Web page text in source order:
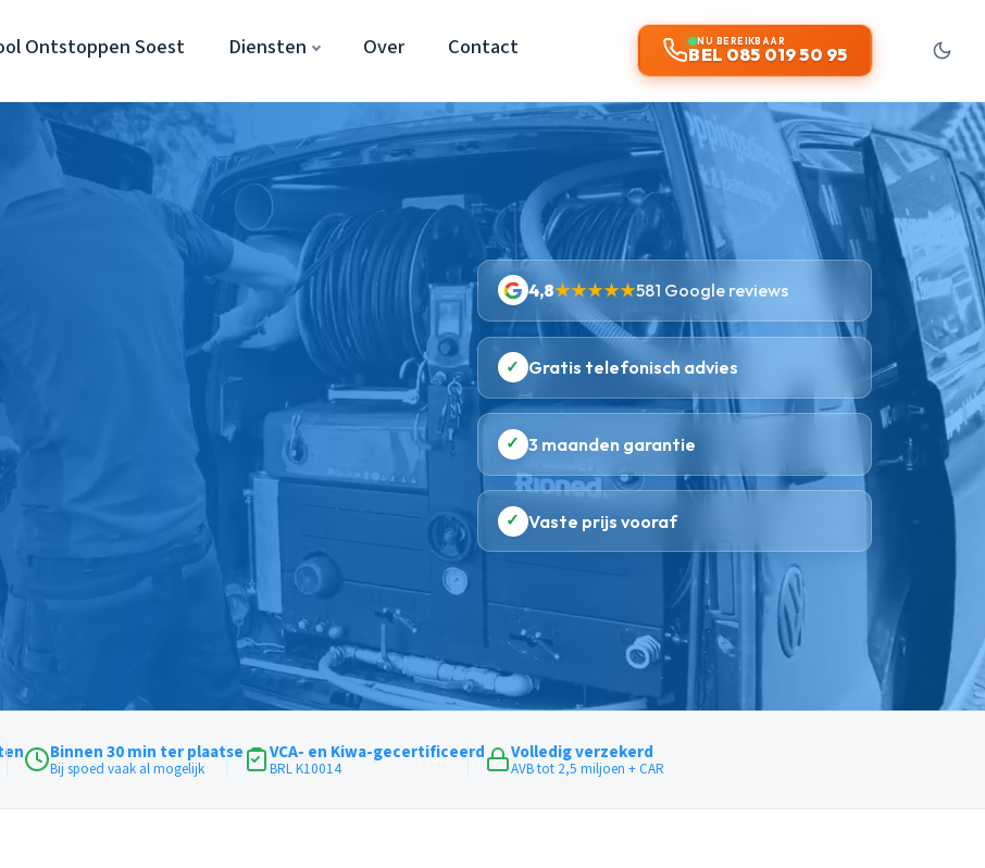
Ontstoppen Soest Diensten Over Contact NU BEREIKBAAR
BEL 085 019 50 95
4,8★★★★★581 Google reviews
✓ Gratis telefonisch advies
✓ 3 maanden garantie
✓ Vaste prijs vooraf
Binnen 30 min ter plaatse
Bij spoed vaak al mogelijk
VCA- en Kiwa-gecertificeerd
BRL K10014
Volledig verzekerd
AVB tot 2,5 miljoen + CAR